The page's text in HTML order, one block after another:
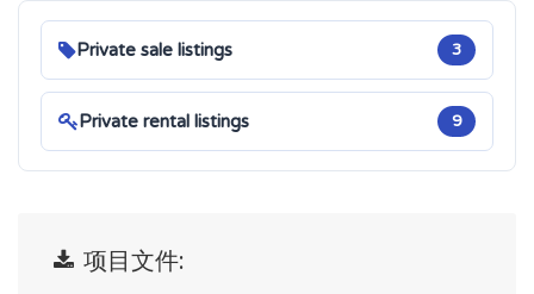
Private sale listings 3
Private rental listings 9
项目文件: